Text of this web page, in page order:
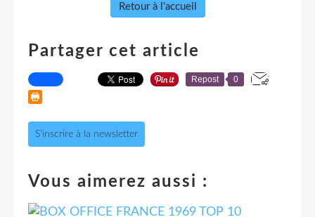
Retour à l'accueil
Partager cet article
Repost 0
S'inscrire à la newsletter
Vous aimerez aussi :